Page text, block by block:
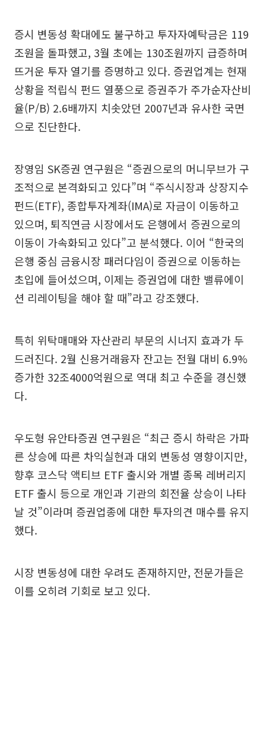
증시 변동성 확대에도 불구하고 투자자예탁금은 119
조원을 돌파했고, 3월 초에는 130조원까지 급증하며
뜨거운 투자 열기를 증명하고 있다. 증권업계는 현재
상황을 적립식 펀드 열풍으로 증권주가 주가순자산비
율(P/B) 2.6배까지 치솟았던 2007년과 유사한 국면
으로 진단한다.
장영임 SK증권 연구원은 “증권으로의 머니무브가 구
조적으로 본격화되고 있다”며 “주식시장과 상장지수
펀드(ETF), 종합투자계좌(IMA)로 자금이 이동하고
있으며, 퇴직연금 시장에서도 은행에서 증권으로의
이동이 가속화되고 있다”고 분석했다. 이어 “한국의
은행 중심 금융시장 패러다임이 증권으로 이동하는
초입에 들어섰으며, 이제는 증권업에 대한 밸류에이
션 리레이팅을 해야 할 때”라고 강조했다.
특히 위탁매매와 자산관리 부문의 시너지 효과가 두
드러진다. 2월 신용거래융자 잔고는 전월 대비 6.9%
증가한 32조4000억원으로 역대 최고 수준을 경신했
다.
우도형 유안타증권 연구원은 “최근 증시 하락은 가파
른 상승에 따른 차익실현과 대외 변동성 영향이지만,
향후 코스닥 액티브 ETF 출시와 개별 종목 레버리지
ETF 출시 등으로 개인과 기관의 회전율 상승이 나타
날 것”이라며 증권업종에 대한 투자의견 매수를 유지
했다.
시장 변동성에 대한 우려도 존재하지만, 전문가들은
이를 오히려 기회로 보고 있다.